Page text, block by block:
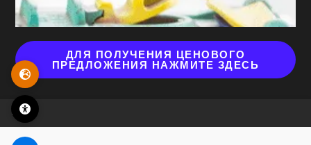
ДЛЯ ПОЛУЧЕНИЯ ЦЕНОВОГО
ПРЕДЛОЖЕНИЯ НАЖМИТЕ ЗДЕСЬ